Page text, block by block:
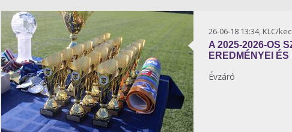
26-06-18 13:34, KLC/
A 2025-2026-OS
EREDMÉNYEI
Évzáró